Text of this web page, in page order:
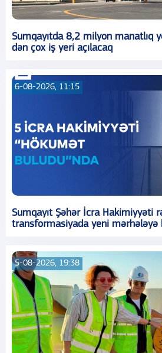
Sumqayıtda 8,2 milyon manatlıq
dən çox iş yeri açılacaq
6-08-2026, 11:15
Sumqayıt Şəhər İcra Hakimiyyəti
transformasiyada yeni mərhələyə
5-08-2026, 19:38